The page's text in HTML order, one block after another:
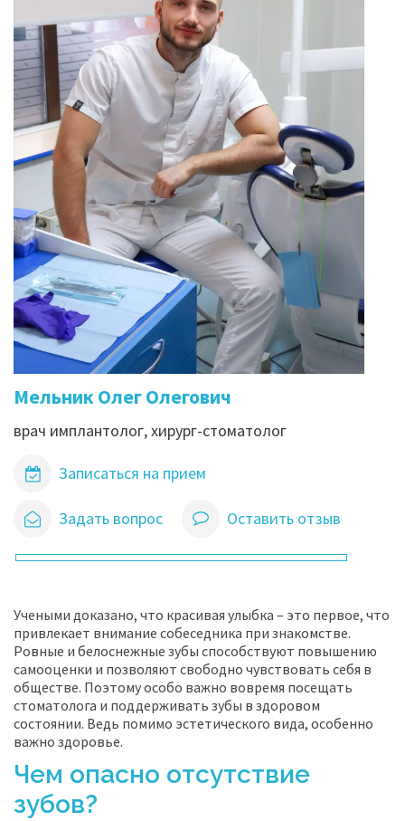
Мельник Олег Олегович
врач имплантолог, хирург-стоматолог
Записаться на прием
Задать вопрос Оставить отзыв
Учеными доказано, что красивая улыбка – это первое, что
привлекает внимание собеседника при знакомстве.
Ровные и белоснежные зубы способствуют повышению
самооценки и позволяют свободно чувствовать себя в
обществе. Поэтому особо важно вовремя посещать
стоматолога и поддерживать зубы в здоровом
состоянии. Ведь помимо эстетического вида, особенно
важно здоровье.
Чем опасно отсутствие
зубов?